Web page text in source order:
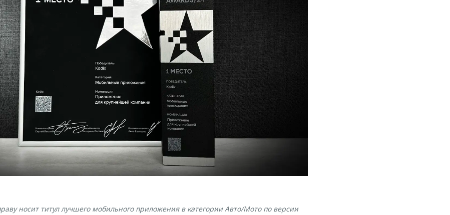
носит титул лучшего мобильного приложения в категории Авто/Мото по версии